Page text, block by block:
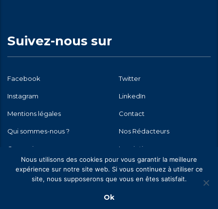
Suivez-nous sur
Facebook Twitter
Instagram LinkedIn
Mentions légales Contact
Qui sommes-nous ? Nos Rédacteurs
Connexion Inscription
Nous utilisons des cookies pour vous garantir la meilleure
expérience sur notre site web. Si vous continuez à utiliser ce
site, nous supposerons que vous en êtes satisfait.
Ok